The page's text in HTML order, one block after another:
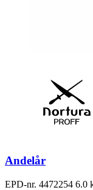
Andelår
EPD-nr. 4472254 6.0